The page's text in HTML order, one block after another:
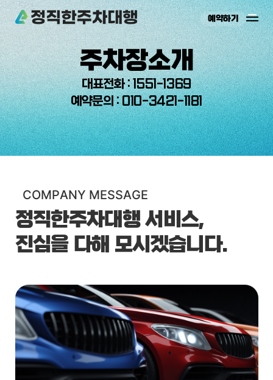
예약하기
예약하기예약확인
주차장소개 주차장소개
주차장위치
이용안내
온라인예약
주차장소개
대표전화 : 1551-1369
예약문의 : 010-3421-1181
COMPANY MESSAGE
정직한주차대행 서비스,
진심을 다해 모시겠습니다.